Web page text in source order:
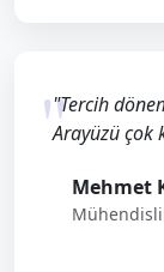
"Tercih
Arayüzü çok
Mehmet